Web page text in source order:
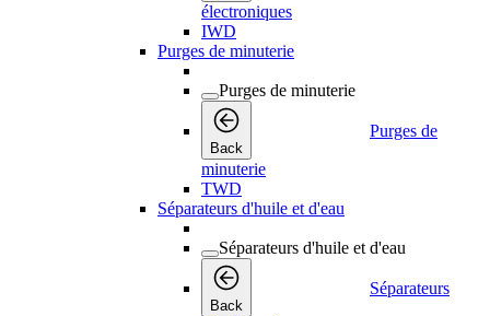
électroniques
IWD
Purges de minuterie
Purges de minuterie
Back
Purges de
minuterie
TWD
Séparateurs d'huile et d'eau
Séparateurs d'huile et d'eau
Back
Séparateurs